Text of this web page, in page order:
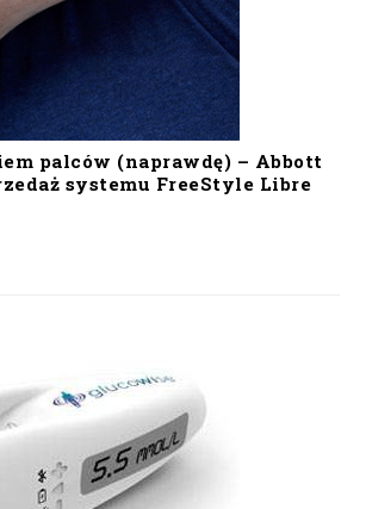
palców (naprawdę) – Abbott
systemu FreeStyle Libre